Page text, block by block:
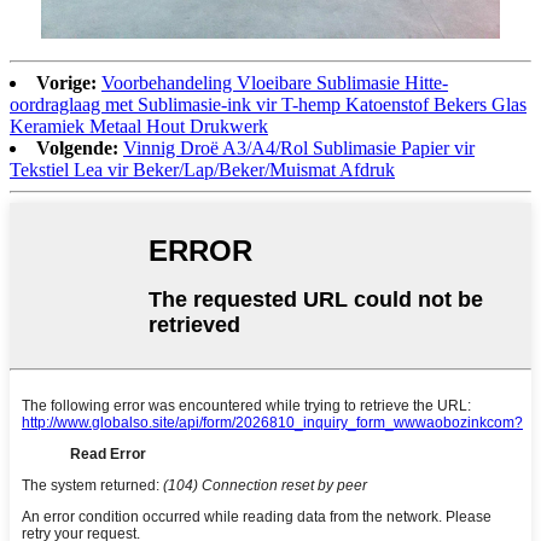
Vorige: Voorbehandeling Vloeibare Sublimasie Hitte-
oordraglaag met Sublimasie-ink vir T-hemp Katoenstof Bekers Glas
Keramiek Metaal Hout Drukwerk
Volgende: Vinnig Droë A3/A4/Rol Sublimasie Papier vir
Tekstiel Lea vir Beker/Lap/Beker/Muismat Afdruk